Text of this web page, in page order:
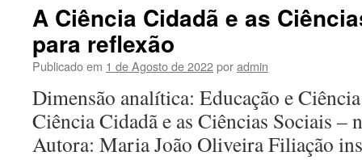
A Ciência Cidadã e as
para reflexão
Publicado em 1 de Agosto de 2022poradmin
Dimensão analítica: Educação e
Ciência Cidadã e as Ciências Sociais –
Autora: Maria João Oliveira Filiação